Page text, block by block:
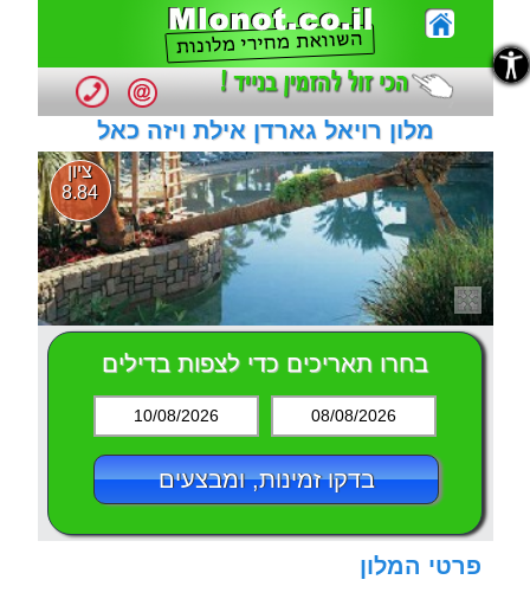
מלון רויאל גארדן אילת ויזה כאל
ציון
8.84
בחרו תאריכים כדי לצפות בדילים
10/08/2026 08/08/2026
בדקו זמינות, ומבצעים
פרטי המלון
נגישות
נגישות